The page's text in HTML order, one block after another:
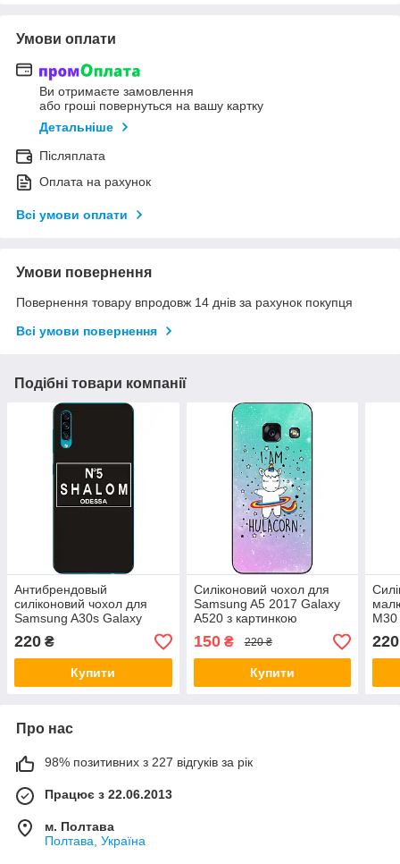
Умови оплати
Ви отримаєте замовлення
або гроші повернуться на вашу картку
Детальніше
Післяплата
Оплата на рахунок
Всі умови оплати
Умови повернення
Повернення товару впродовж 14 днів за рахунок покупця
Всі умови повернення
Подібні товари компанії
Антибрендовый
силіконовий чохол для
Samsung A30s Galaxy
Shalom №5 Odessa
220 ₴
Купити
Силіконовий чохол для
Samsung A5 2017 Galaxy
A520 з картинкою
150₴ 220 ₴
Купити
220
Про нас
98% позитивних з 227 відгуків за рік
Працює з 22.06.2013
м. Полтава
Полтава, Україна